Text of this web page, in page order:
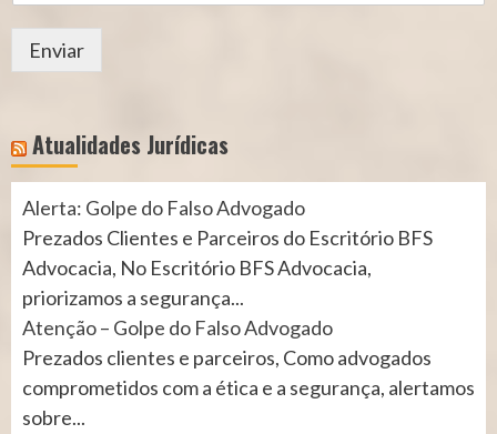
Enviar
Atualidades Jurídicas
Alerta: Golpe do Falso Advogado
Prezados Clientes e Parceiros do Escritório BFS
Advocacia, No Escritório BFS Advocacia,
priorizamos a segurança...
Atenção – Golpe do Falso Advogado
Prezados clientes e parceiros, Como advogados
comprometidos com a ética e a segurança, alertamos
sobre...